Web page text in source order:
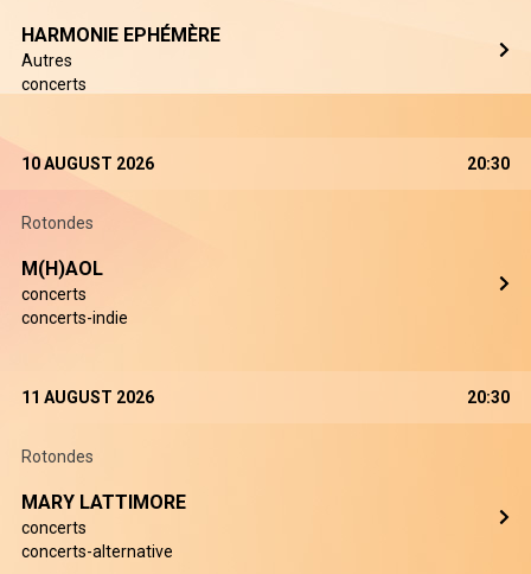
HARMONIE EPHÉMÈRE
Autres
concerts
10 AUGUST 2026 20:30
Rotondes
M(H)AOL
concerts
concerts-indie
11 AUGUST 2026 20:30
Rotondes
MARY LATTIMORE
concerts
concerts-alternative